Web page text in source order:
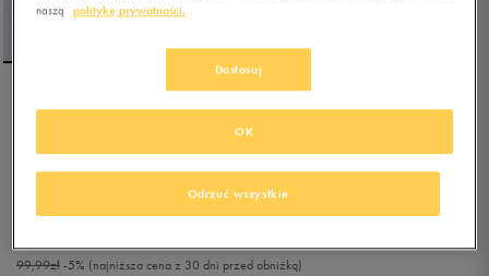
NEW BALANCE TOP
BRA
99,99zł-5% (najniższa cena z 30 dni przed obniżką)
naszą
politykę prywatności.
Dostosuj
Odrzuć wszystkie
OK